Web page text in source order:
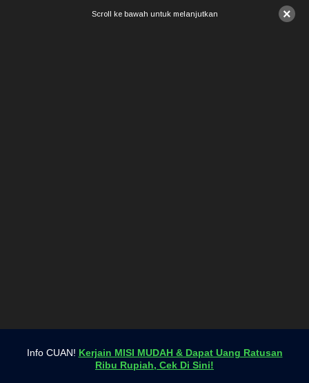
×
Scroll ke bawah untuk melanjutkan
Info CUAN! Kerjain MISI MUDAH & Dapat Uang Ratusan
Ribu Rupiah, Cek Di Sini!